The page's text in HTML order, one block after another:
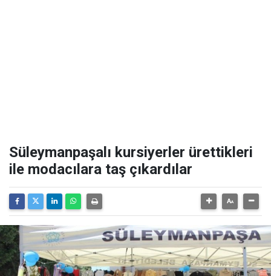
Süleymanpaşalı kursiyerler ürettikleri
ile modacılara taş çıkardılar